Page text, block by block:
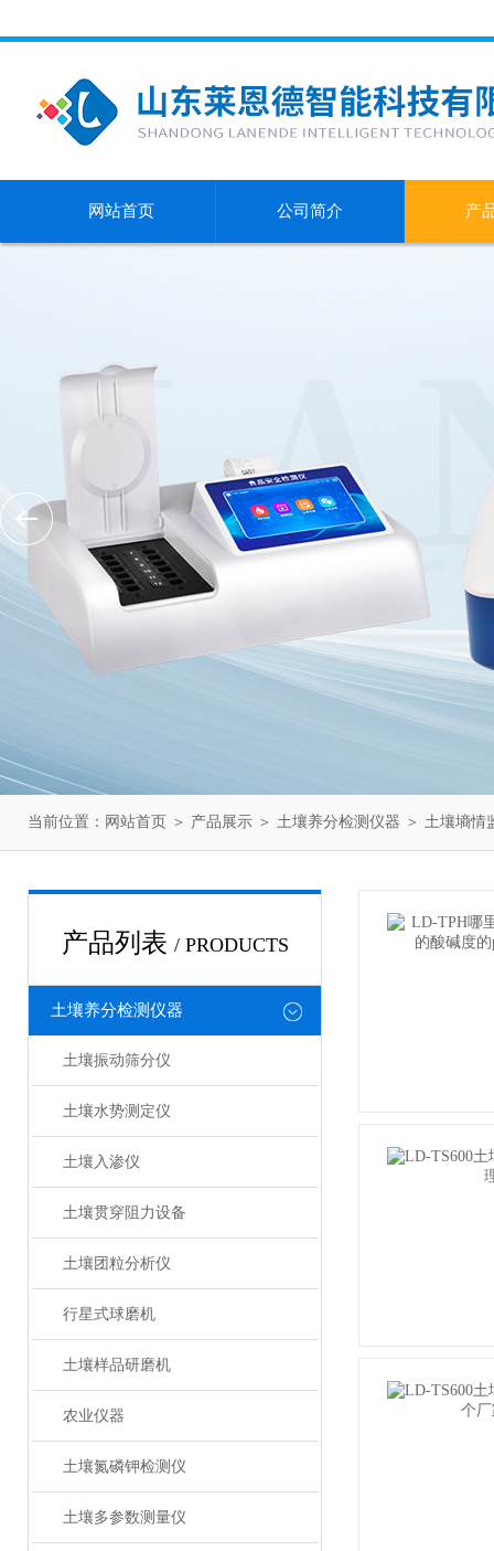
网站首页 公司简介 产
当前位置： 网站首页 ＞ 产品展示 ＞ 土壤养分检测仪器 ＞ 土壤墒情
产品列表 / PRODUCTS
土壤养分检测仪器
土壤振动筛分仪
土壤水势测定仪
土壤入渗仪
土壤贯穿阻力设备
土壤团粒分析仪
行星式球磨机
土壤样品研磨机
农业仪器
土壤氮磷钾检测仪
土壤多参数测量仪